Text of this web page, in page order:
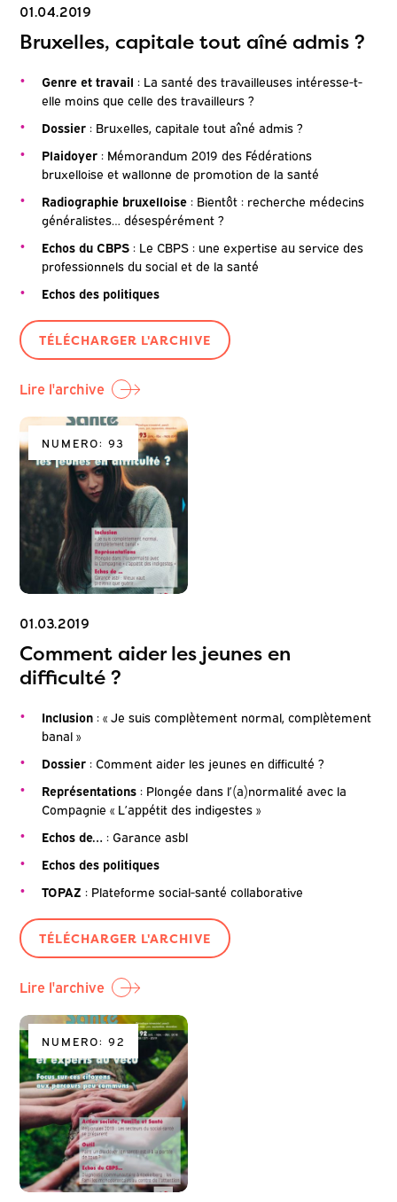
01.04.2019
Bruxelles, capitale tout aîné admis ?
Genre et travail : La santé des travailleuses intéresse-t-
elle moins que celle des travailleurs ?
Dossier : Bruxelles, capitale tout aîné admis ?
Plaidoyer : Mémorandum 2019 des Fédérations
bruxelloise et wallonne de promotion de la santé
Radiographie bruxelloise : Bientôt : recherche médecins
généralistes… désespérément ?
Echos du CBPS : Le CBPS : une expertise au service des
professionnels du social et de la santé
Echos des politiques
TÉLÉCHARGER L'ARCHIVE
Lire l'archive
NUMERO: 93
01.03.2019
Comment aider les jeunes en
difficulté ?
Inclusion : « Je suis complètement normal, complètement
banal »
Dossier : Comment aider les jeunes en difficulté ?
Représentations : Plongée dans l’(a)normalité avec la
Compagnie « L’appétit des indigestes »
Echos de… : Garance asbl
Echos des politiques
TOPAZ : Plateforme social-santé collaborative
TÉLÉCHARGER L'ARCHIVE
Lire l'archive
NUMERO: 92